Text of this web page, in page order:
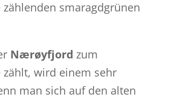
smaragdgrünen
Nærøyfjord zum
wird einem sehr
man sich auf den alten